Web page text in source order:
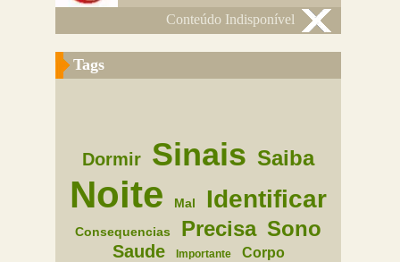
Conteúdo Indisponível
Tags
Dormir Sinais Saiba
Noite Mal Identificar
Consequencias Precisa Sono
Saude Importante Corpo